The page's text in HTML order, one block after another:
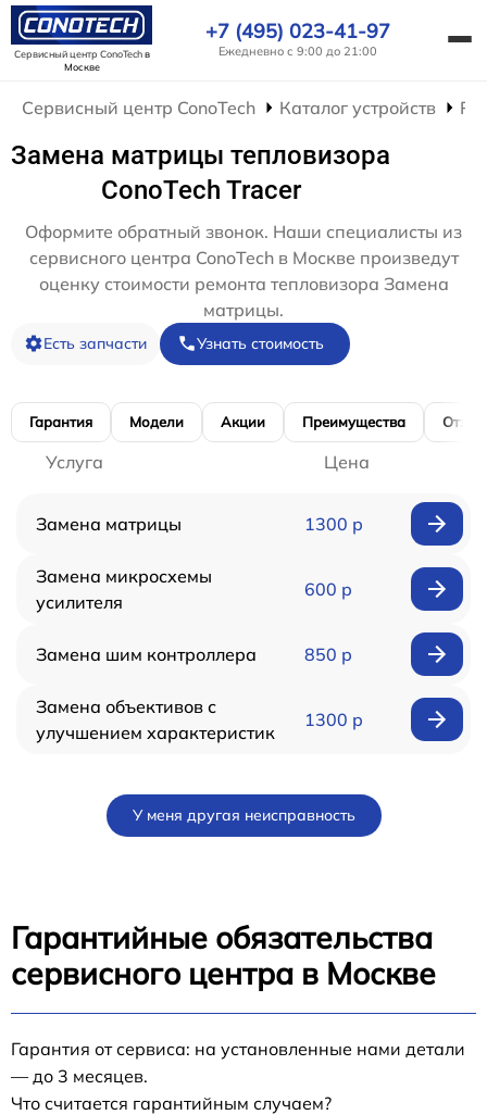
Сервисный центр ConoTechв
Москве
+7 (495) 023-41-97
Ежедневно с 9:00 до 21:00
Сервисный центр ConoTech Каталог устройств
Замена матрицы тепловизора
ConoTech Tracer
Оформите обратный звонок. Наши специалисты из
сервисного центра ConoTech в Москве произведут
оценку стоимости ремонта тепловизора Замена
матрицы.
Есть запчасти Узнать стоимость
Гарантия Модели Акции Преимущества
Услуга Цена
Замена матрицы 1300 р
Замена микросхемы
усилителя
600 р
Замена шим контроллера 850 р
Замена объективов с
улучшением характеристик
1300 р
У меня другая неисправность
Гарантийные обязательства
сервисного центра в Москве
Гарантия от сервиса: на установленные нами детали
— до 3 месяцев.
Что считается гарантийным случаем?